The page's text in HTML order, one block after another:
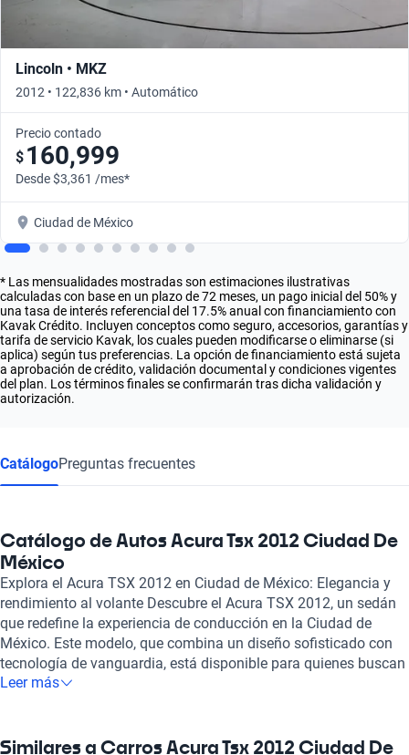
Lincoln • MKZ
2012 • 122,836 km • Automático
Precio contado
$ 160,999
Desde $3,361 /mes*
Ciudad de México
* Las mensualidades mostradas son estimaciones ilustrativas
calculadas con base en un plazo de 72 meses, un pago inicial del 50% y
una tasa de interés referencial del 17.5% anual con financiamiento con
Kavak Crédito. Incluyen conceptos como seguro, accesorios, garantías y
tarifa de servicio Kavak, los cuales pueden modificarse o eliminarse (si
aplica) según tus preferencias. La opción de financiamiento está sujeta
a aprobación de crédito, validación documental y condiciones vigentes
del plan. Los términos finales se confirmarán tras dicha validación y
autorización.
CatálogoPreguntas frecuentes
Catálogo de Autos Acura Tsx 2012 Ciudad De
México
Explora el Acura TSX 2012 en Ciudad de México: Elegancia y
rendimiento al volante Descubre el Acura TSX 2012, un sedán
que redefine la experiencia de conducción en la Ciudad de
México. Este modelo, que combina un diseño sofisticado con
tecnología de vanguardia, está disponible para quienes buscan
un vehículo que no solo cumpla, sino que supere sus
rendimiento excepcional de hasta 280 hp, permitiendo un viaje
Leer más
Similares a Carros Acura Tsx 2012 Ciudad De